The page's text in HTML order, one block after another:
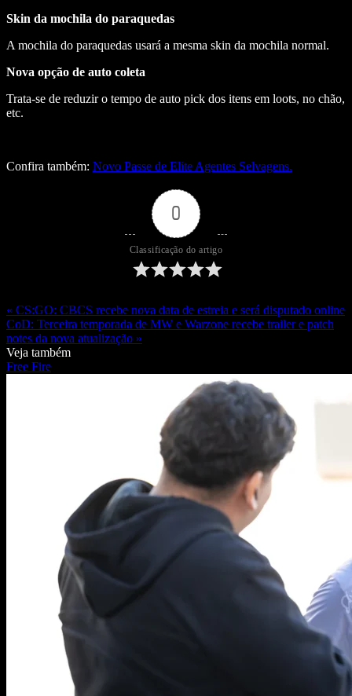
Skin da mochila do paraquedas
A mochila do paraquedas usará a mesma skin da mochila normal.
Nova opção de auto coleta
Trata-se de reduzir o tempo de auto pick dos itens em loots, no chão,
etc.
Confira também: Novo Passe de Elite Agentes Selvagens.
0
Classificação do artigo
« CS:GO: CBCS recebe nova data de estreia e será disputado online
CoD: Terceira temporada de MW e Warzone recebe trailer e patch
notes da nova atualização »
Veja também
Free Fire